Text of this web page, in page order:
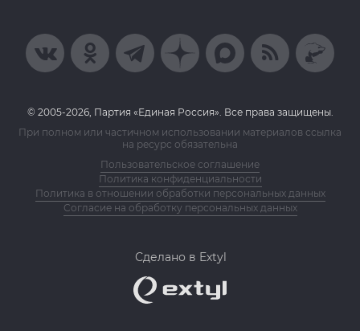
© 2005-2026, Партия «Единая Россия». Все права защищены.
При полном или частичном использовании материалов ссылка
на ресурс обязательна
Пользовательское соглашение
Политика конфиденциальности
Политика в отношении обработки персональных данных
Согласие на обработку персональных данных
Сделано в Extyl